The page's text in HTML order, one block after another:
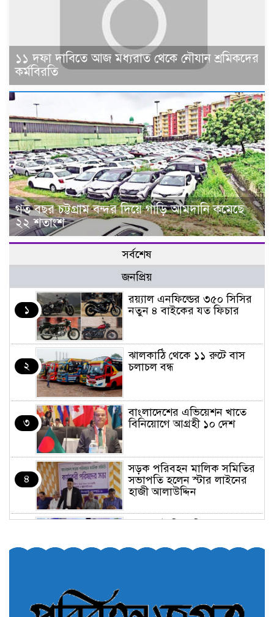
১১ দফা দাবিতে আজ মধ্যরাত থেকে নৌযান শ্রমিকদের
কর্মবিরতি
গত বছর চট্টগ্রাম বন্দর দিয়ে গাড়ি আমদানি কমেছে
২২ শতাংশ
সর্বশেষ
জনপ্রিয়
১
র‌য়্যাল এনফিল্ডের ৩৫০ সিসির
নতুন ৪ বাইকের যত ফিচার
২
ঝালকাঠি থেকে ১১ রুটে বাস
চলাচল বন্ধ
৩
বাংলাদেশের এভিয়েশন খাতে
বিনিয়োগে আগ্রহী ১০ দেশ
৪
সড়ক পরিবহন মালিক সমিতির
সভাপতি হলেন স্টার লাইনের
হাজী আলাউদ্দিন